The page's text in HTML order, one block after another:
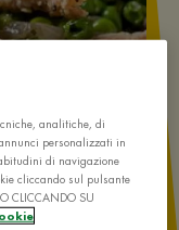
analitiche, di
personalizzati in
di navigazione
cliccando sul pulsante
CLICCANDO SU